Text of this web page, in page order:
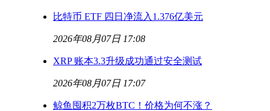
比特币 ETF 四日净流入1.376亿美元
2026年08月07日 17:08
XRP 账本3.3升级成功通过安全测试
2026年08月07日 17:07
鲸鱼囤积2万枚BTC！价格为何不涨？